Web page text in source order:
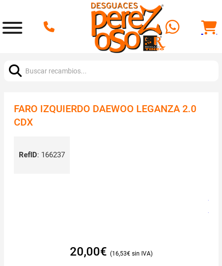
FARO IZQUIERDO DAEWOO LEGANZA 2.0
CDX
RefID: 166237
20,00€ 16,53€